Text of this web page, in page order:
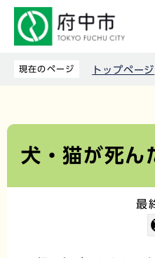
先
す
現在のページ トップページ
文
か
犬・猫が死ん
最